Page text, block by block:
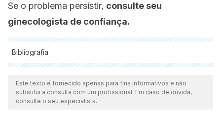
Se o problema persistir, consulte seu
ginecologista de confiança.
Bibliografia
Todas as fontes citadas foram minuciosamente revisadas por
nossa equipe para garantir sua qualidade, confiabilidade,
atualidade e validade. A bibliografia deste artigo foi
Este texto é fornecido apenas para fins informativos e não
substitui a consulta com um profissional. Em caso de dúvida,
consulte o seu especialista.